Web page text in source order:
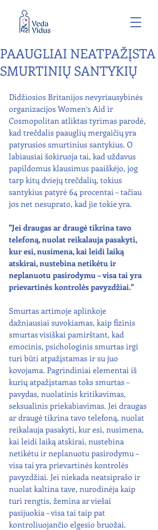
PAAUGLIAI NEATPAŽĮSTA
SMURTINIŲ SANTYKIŲ
Didžiosios Britanijos nevyriausybinės
organizacijos Women‘s Aid ir
Cosmopolitan atliktas tyrimas parodė,
kad trečdalis paauglių mergaičių yra
patyrusios smurtinius santykius. O
labiausiai šokiruoja tai, kad uždavus
papildomus klausimus paaiškėjo, jog
tarp kitų dviejų trečdalių, tokius
santykius patyrė 64 procentai – tačiau
jos net nesuprato, kad jie tokie yra.
"Jei draugas ar draugė tikrina tavo
telefoną, nuolat reikalauja pasakyti,
kur esi, nusimena, kai leidi laiką
atskirai, nustebina netikėtu ir
neplanuotu pasirodymu – visa tai yra
prievartinės kontrolės pavyzdžiai."
Smurtas artimoje aplinkoje
dažniausiai suvokiamas, kaip fizinis
smurtas visiškai pamirštant, kad
emocinis, psichologinis smurtas irgi
turi būti atpažįstamas ir su juo
kovojama. Pagrindiniai elementai iš
kurių atpažįstamas toks smurtas –
pavydas, nuolatinis kritikavimas,
seksualinis priekabiavimas. Jei draugas
ar draugė tikrina tavo telefoną, nuolat
reikalauja pasakyti, kur esi, nusimena,
kai leidi laiką atskirai, nustebina
netikėtu ir neplanuotu pasirodymu –
visa tai yra prievartinės kontrolės
pavyzdžiai. Jei niekada neatsiprašo ir
nuolat kaltina tave, nurodinėja kaip
turi rengtis, žemina ar viešai
pasijuokia – visa tai taip pat
kontroliuojančio elgesio bruožai.